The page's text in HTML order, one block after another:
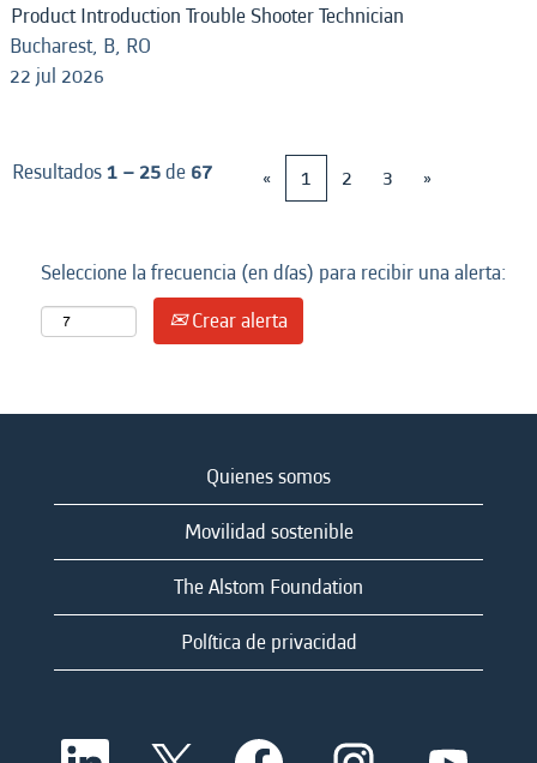
Product Introduction Trouble Shooter Technician
Bucharest, B, RO
22 jul 2026
Resultados1 – 25de 67 « 1 2 3 »
Seleccione la frecuencia (en días) para recibir una alerta:
Crear alerta
Quienes somos
Movilidad sostenible
The Alstom Foundation
Política de privacidad
S S S